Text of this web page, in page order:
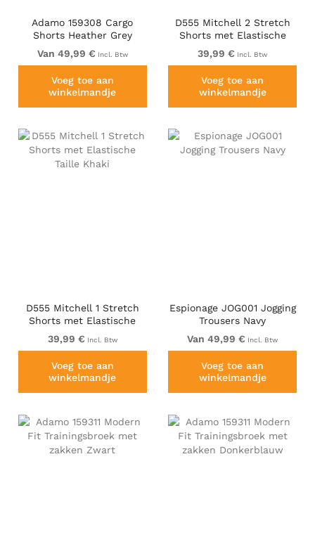
Adamo 159308 Cargo
Shorts Heather Grey
Van 49,99 € Incl. Btw
Voeg toe aan
winkelmandje
D555 Mitchell 2 Stretch
Shorts met Elastische
Taille Marineblauw
39,99 € Incl. Btw
Voeg toe aan
winkelmandje
D555 Mitchell 1 Stretch
Shorts met Elastische
Taille Khaki
39,99 € Incl. Btw
Voeg toe aan
winkelmandje
Espionage JOG001 Jogging
Trousers Navy
Van 49,99 € Incl. Btw
Voeg toe aan
winkelmandje